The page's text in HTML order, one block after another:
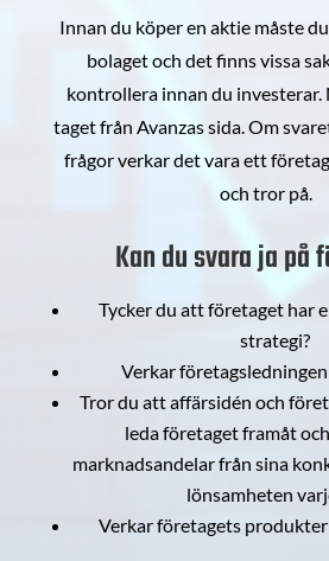
Innan du köper en aktie måste
bolaget och det finns vissa
kontrollera innan du investerar.
taget från Avanzas sida. Om
frågor verkar det vara ett
och tror på.
Kan du svara ja på
Tycker du att företaget har
strategi?
Verkar
Tror du att affärsidén och
leda företaget framåt
marknadsandelar från sina
lönsamheten
Verkar företagets